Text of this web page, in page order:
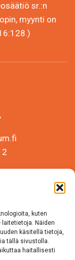
kuten
Näiden
käsitellä tietoja,
tällä sivustolla.
haitallisesti
sr.:n
myynti on